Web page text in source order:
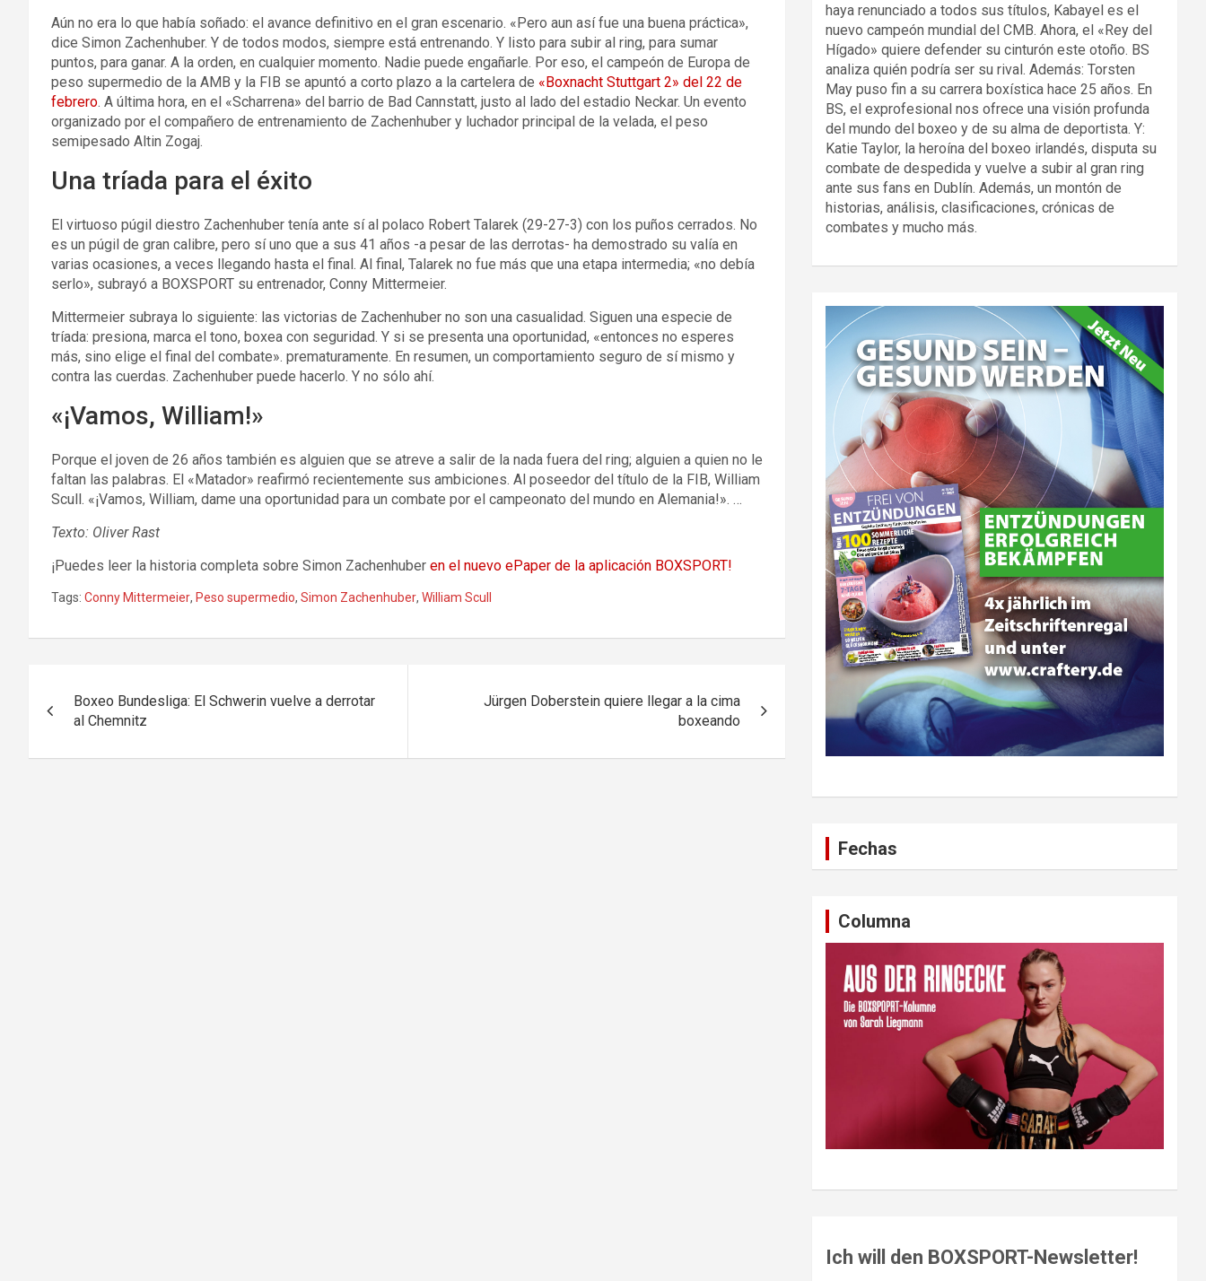
Aún no era lo que había soñado: el avance definitivo en el gran escenario. «Pero aun así fue una buena práctica»,
dice Simon Zachenhuber. Y de todos modos, siempre está entrenando. Y listo para subir al ring, para sumar
puntos, para ganar. A la orden, en cualquier momento. Nadie puede engañarle. Por eso, el campeón de Europa de
peso supermedio de la AMB y la FIB se apuntó a corto plazo a la cartelera de «Boxnacht Stuttgart 2» del 22 de
febrero. A última hora, en el «Scharrena» del barrio de Bad Cannstatt, justo al lado del estadio Neckar. Un evento
organizado por el compañero de entrenamiento de Zachenhuber y luchador principal de la velada, el peso
semipesado Altin Zogaj.
Una tríada para el éxito
El virtuoso púgil diestro Zachenhuber tenía ante sí al polaco Robert Talarek (29-27-3) con los puños cerrados. No
es un púgil de gran calibre, pero sí uno que a sus 41 años -a pesar de las derrotas- ha demostrado su valía en
varias ocasiones, a veces llegando hasta el final. Al final, Talarek no fue más que una etapa intermedia; «no debía
serlo», subrayó a BOXSPORT su entrenador, Conny Mittermeier.
Mittermeier subraya lo siguiente: las victorias de Zachenhuber no son una casualidad. Siguen una especie de
tríada: presiona, marca el tono, boxea con seguridad. Y si se presenta una oportunidad, «entonces no esperes
más, sino elige el final del combate». prematuramente. En resumen, un comportamiento seguro de sí mismo y
contra las cuerdas. Zachenhuber puede hacerlo. Y no sólo ahí.
«¡Vamos, William!»
Porque el joven de 26 años también es alguien que se atreve a salir de la nada fuera del ring; alguien a quien no le
faltan las palabras. El «Matador» reafirmó recientemente sus ambiciones. Al poseedor del título de la FIB, William
Scull. «¡Vamos, William, dame una oportunidad para un combate por el campeonato del mundo en Alemania!». …
Texto: Oliver Rast
¡Puedes leer la historia completa sobre Simon Zachenhuber en el nuevo ePaper de la aplicación BOXSPORT!
Tags: Conny Mittermeier, Peso supermedio, Simon Zachenhuber, William Scull
de
entradas
Boxeo Bundesliga: El Schwerin vuelve a derrotar
al Chemnitz
Jürgen Doberstein quiere llegar a la cima
boxeando
haya renunciado a todos sus títulos, Kabayel es el
nuevo campeón mundial del CMB. Ahora, el «Rey del
Hígado» quiere defender su cinturón este otoño. BS
analiza quién podría ser su rival. Además: Torsten
May puso fin a su carrera boxística hace 25 años. En
BS, el exprofesional nos ofrece una visión profunda
del mundo del boxeo y de su alma de deportista. Y:
Katie Taylor, la heroína del boxeo irlandés, disputa su
combate de despedida y vuelve a subir al gran ring
ante sus fans en Dublín. Además, un montón de
historias, análisis, clasificaciones, crónicas de
combates y mucho más.
Fechas
Columna
Ich will den BOXSPORT-Newsletter!